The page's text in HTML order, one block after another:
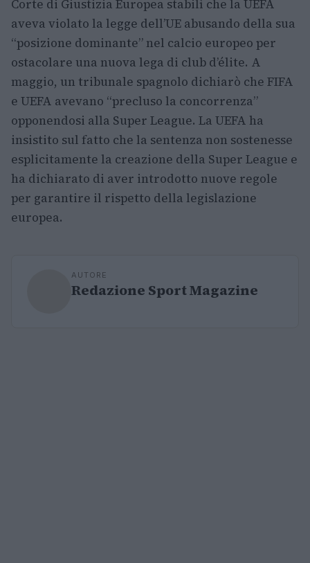
Corte di Giustizia Europea stabilì che la UEFA
aveva violato la legge dell’UE abusando della sua
“posizione dominante” nel calcio europeo per
ostacolare una nuova lega di club d’élite. A
maggio, un tribunale spagnolo dichiarò che FIFA
e UEFA avevano “precluso la concorrenza”
opponendosi alla Super League. La UEFA ha
insistito sul fatto che la sentenza non sostenesse
esplicitamente la creazione della Super League e
ha dichiarato di aver introdotto nuove regole
per garantire il rispetto della legislazione
europea.
AUTORE
Redazione Sport Magazine